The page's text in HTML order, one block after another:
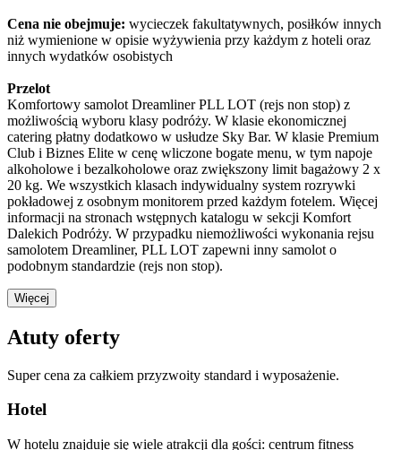
Cena nie obejmuje: wycieczek fakultatywnych, posiłków innych
niż wymienione w opisie wyżywienia przy każdym z hoteli oraz
innych wydatków osobistych
Przelot
Komfortowy samolot Dreamliner PLL LOT (rejs non stop) z
możliwością wyboru klasy podróży. W klasie ekonomicznej
catering płatny dodatkowo w usłudze Sky Bar. W klasie Premium
Club i Biznes Elite w cenę wliczone bogate menu, w tym napoje
alkoholowe i bezalkoholowe oraz zwiększony limit bagażowy 2 x
20 kg. We wszystkich klasach indywidualny system rozrywki
pokładowej z osobnym monitorem przed każdym fotelem. Więcej
informacji na stronach wstępnych katalogu w sekcji Komfort
Dalekich Podróży. W przypadku niemożliwości wykonania rejsu
samolotem Dreamliner, PLL LOT zapewni inny samolot o
podobnym standardzie (rejs non stop).
Więcej
Atuty oferty
Super cena za całkiem przyzwoity standard i wyposażenie.
Hotel
W hotelu znajduje się wiele atrakcji dla gości: centrum fitness